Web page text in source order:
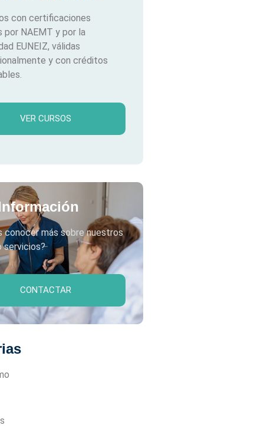
con certificaciones
por NAEMT y por la
EUNEIZ, válidas
y con créditos
VER CURSOS
conocer más sobre nuestros
servicios?
CONTACTAR